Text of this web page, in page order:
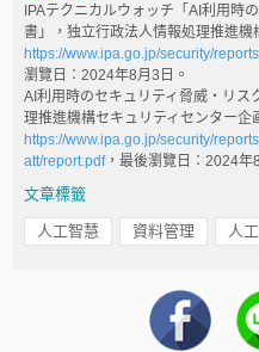
IPAテクニカルウォッチ「AI利用時
書」，独立行政法人情報処理推進機
https://www.ipa.go.jp/security/
瀏覽日：2024年8月3日。
AI利用時のセキュリティ脅威・リ
理推進機構セキュリティセンター企
https://www.ipa.go.jp/security/
att/report.pdf，最後瀏覽日：2024年
文章標籤
人工智慧 資料管理 人